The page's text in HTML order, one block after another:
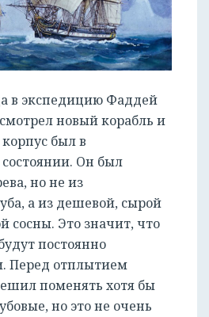
в экспедицию Фаддей
новый корабль и
был в
Он был
но не из
а из дешевой, сырой
сосны. Это значит, что
постоянно
Перед отплытием
поменять хотя бы
но это не очень